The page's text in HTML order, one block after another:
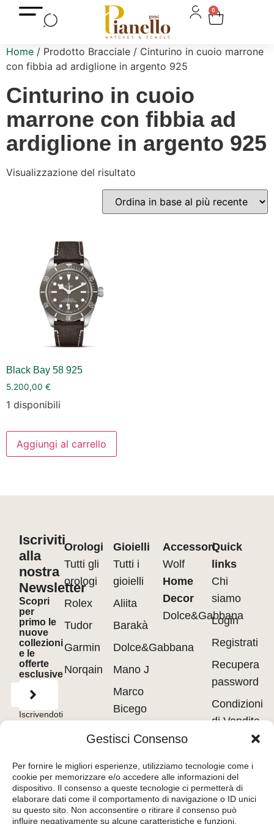
Gestisci Consenso
Per fornire le migliori esperienze, utilizziamo tecnologie come i
cookie per memorizzare e/o accedere alle informazioni del
dispositivo. Il consenso a queste tecnologie ci permetterà di
elaborare dati come il comportamento di navigazione o ID unici
su questo sito. Non acconsentire o ritirare il consenso può
influire negativamente su alcune caratteristiche e funzioni.
0
Home / Prodotto Bracciale / Cinturino in cuoio marrone
con fibbia ad ardiglione in argento 925
Cinturino in cuoio
marrone con fibbia ad
ardiglione in argento 925
Visualizzazione del risultato
Black Bay 58 925
5.200,00 €
1 disponibili
Aggiungi al carrello
Iscriviti
alla
nostra
Newsletter
Scopri
per
primo le
nuove
collezioni
e le
offerte
esclusive
Iscrivendoti
accetti
Orologi
Tutti gli
orologi
Rolex
Tudor
Garmin
Norqain
Gioielli
Tutti i
gioielli
Aliita
Barakà
Dolce&Gabbana
Mano J
Marco
Bicego
Messika
Bruni
Tavanti
Accessori
Wolf
Home
Decor
Dolce&Gabbana
Quick
links
Chi
siamo
Login
Registrati
Recupera
password
Condizioni
di Vendita
policy
Cookie
policy